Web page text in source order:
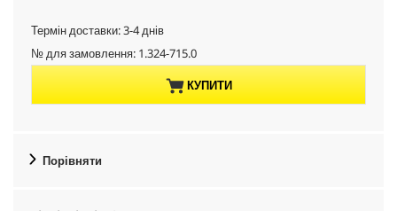
p
r
i
c
e
e
n
p
Термін доставки: 3-4 днів
№ для замовлення: 1.324-715.0
КУПИТИ
Порівняти